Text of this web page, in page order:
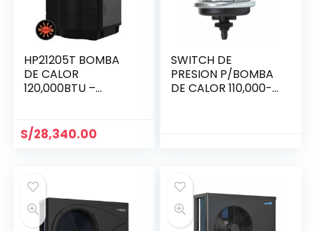
HP21205T BOMBA
DE CALOR
120,000BTU –
S/28,340.00
SWITCH DE
PRESION P/BOMBA
DE CALOR 110,000-